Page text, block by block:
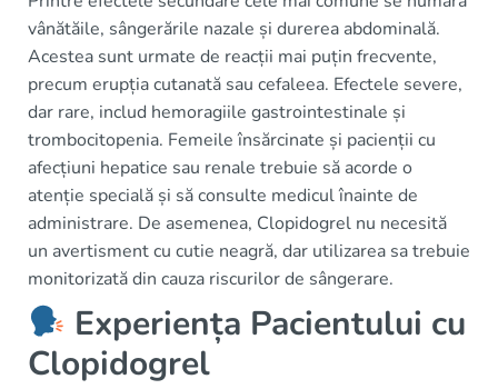
vânătăile, sângerările nazale și durerea abdominală.
Acestea sunt urmate de reacții mai puțin frecvente,
precum erupția cutanată sau cefaleea. Efectele severe,
dar rare, includ hemoragiile gastrointestinale și
trombocitopenia. Femeile însărcinate și pacienții cu
afecțiuni hepatice sau renale trebuie să acorde o
atenție specială și să consulte medicul înainte de
administrare. De asemenea, Clopidogrel nu necesită
un avertisment cu cutie neagră, dar utilizarea sa trebuie
monitorizată din cauza riscurilor de sângerare.
Experiența Pacientului cu
Clopidogrel